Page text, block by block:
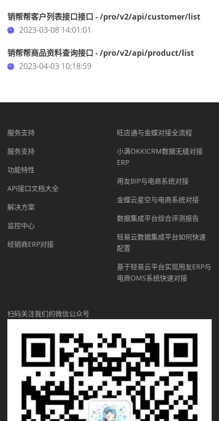
销帮帮客户列表接口接口 - /pro/v2/api/customer/list
2023-03-08 14:01:01
销帮帮商品资料查询接口 - /pro/v2/api/product/list
2023-04-03 10:18:59
服务支持
服务支持
功能特性
API接口文档大全
解决方案
监控中心
经销商ERP对接
旺店通与金蝶对接全流程
小满OKKICRM数据无缝对接
ERP
用友BIP与电商系统对接
金蝶云星空与电商系统对接
数据集成平台综合评测报告
轻易云数据集成平台如何快速
配置
基于轻易云平台实现用友ERP与
电商OMS系统快速对接
扫码关注我们的微信公众号